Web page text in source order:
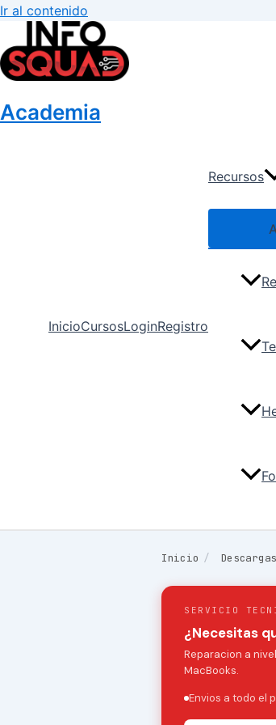
Ir al contenido
Academia
InicioCursosLoginRegistro
Recursos
Inicio / Descargas
SERVICIO
¿Necesitas
Reparacion a
MacBooks.
Envios a todo el